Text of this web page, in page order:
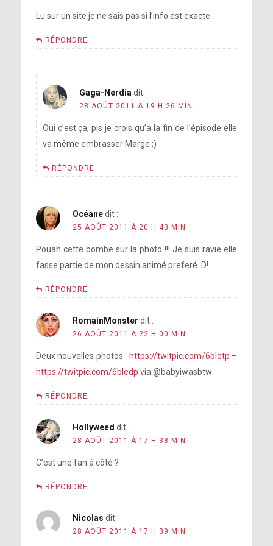
Lu sur un site je ne sais pas si l’info est exacte.
RÉPONDRE
Gaga-Nerdia dit :
28 AOÛT 2011 À 19 H 26 MIN
Oui c’est ça, pis je crois qu’a la fin de l’épisode elle
va même embrasser Marge ;)
RÉPONDRE
Océane dit :
25 AOÛT 2011 À 20 H 43 MIN
Pouah cette bombe sur la photo !!! Je suis ravie elle
fasse partie de mon dessin animé preferé :D!
RÉPONDRE
RomainMonster dit :
26 AOÛT 2011 À 22 H 00 MIN
Deux nouvelles photos : https://twitpic.com/6blqtp –
https://twitpic.com/6bledp via @babyiwasbtw
RÉPONDRE
Hollyweed dit :
28 AOÛT 2011 À 17 H 38 MIN
C’est une fan à côté ?
RÉPONDRE
Nicolas dit :
28 AOÛT 2011 À 17 H 39 MIN